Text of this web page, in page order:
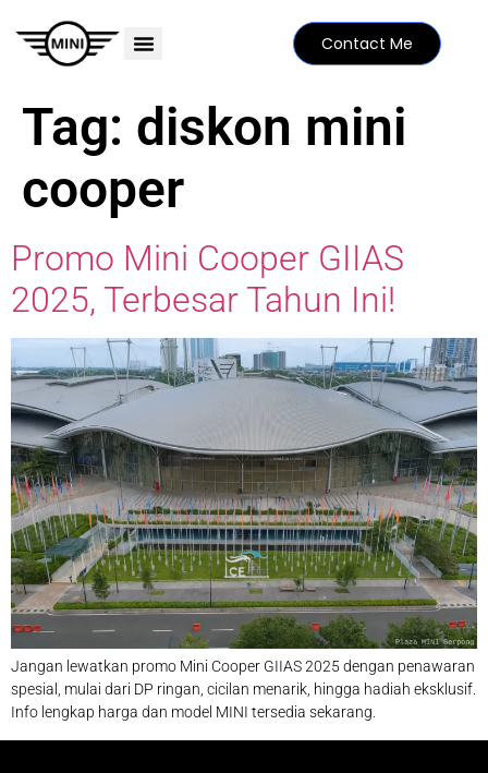
Contact Me
Tag: diskon mini
cooper
Promo Mini Cooper GIIAS
2025, Terbesar Tahun Ini!
Jangan lewatkan promo Mini Cooper GIIAS 2025 dengan penawaran
spesial, mulai dari DP ringan, cicilan menarik, hingga hadiah eksklusif.
Info lengkap harga dan model MINI tersedia sekarang.